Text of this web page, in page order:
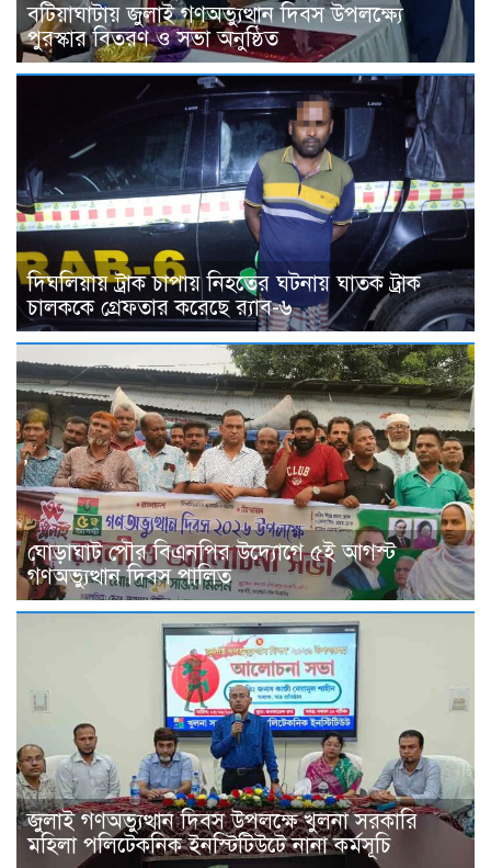
বটিয়াঘাটায় জুলাই গণঅভ্যুত্থান দিবস উপলক্ষ্যে
পুরস্কার বিতরণ ও সভা অনুষ্ঠিত
দিঘলিয়ায় ট্রাক চাপায় নিহতের ঘটনায় ঘাতক ট্রাক
চালককে গ্রেফতার করেছে র‍্যাব-৬
ঘোড়াঘাট পৌর বিএনপির উদ্যোগে ৫ই আগস্ট
গণঅভ্যুত্থান দিবস পালিত
জুলাই গণঅভ্যুত্থান দিবস উপলক্ষে খুলনা সরকারি
মহিলা পলিটেকনিক ইনস্টিটিউটে নানা কর্মসূচি